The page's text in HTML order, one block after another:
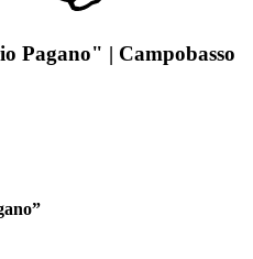
Pagano" | Campobasso